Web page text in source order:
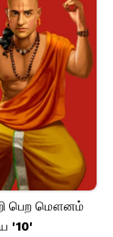
அளவில்
பெற மௌனம்
'10'